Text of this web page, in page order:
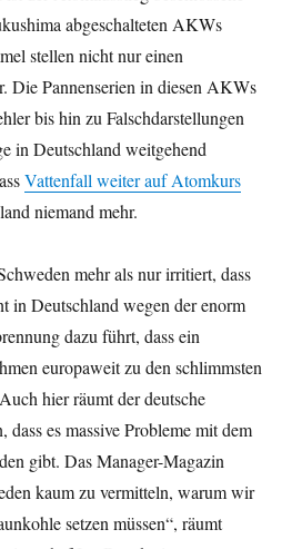
abgeschalteten AKWs
stellen nicht nur einen
Die Pannenserien in diesen AKWs
bis hin zu Falschdarstellungen
in Deutschland weitgehend
Vattenfall weiter auf Atomkurs
niemand mehr.
mehr als nur irritiert, dass
in Deutschland wegen der enorm
dazu führt, dass ein
europaweit zu den schlimmsten
hier räumt der deutsche
dass es massive Probleme mit dem
gibt. Das Manager-Magazin
kaum zu vermitteln, warum wir
setzen müssen“, räumt